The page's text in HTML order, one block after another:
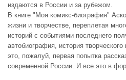
издаются в России и за рубежом.
В книге "Моя комикс-биография"
жизни и творчестве, переплетая
историй с событиями последнего
автобиография, история
это, пожалуй, первая попытка
современной России. И все это в